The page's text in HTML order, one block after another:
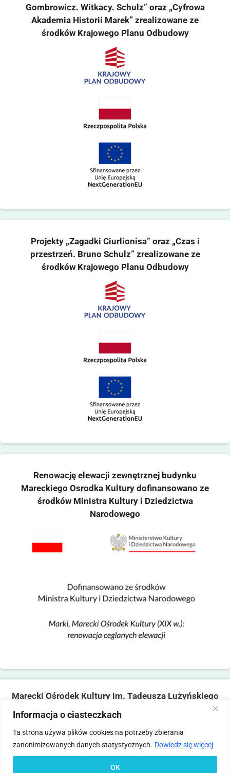
Informacja o ciasteczkach
Ta strona używa plików cookies na potrzeby zbierania
zanonimizowanych danych statystycznych. Dowiedz się więcej
OK
Gombrowicz. Witkacy. Schulz” oraz „Cyfrowa
Akademia Historii Marek” zrealizowane ze
środków Krajowego Planu Odbudowy
Projekty „Zagadki Ciurlionisa” oraz „Czas i
przestrzeń. Bruno Schulz” zrealizowane ze
środków Krajowego Planu Odbudowy
Renowację elewacji zewnętrznej budynku
Mareckiego Osrodka Kultury dofinansowano ze
środków Ministra Kultury i Dziedzictwa
Narodowego
Marecki Ośrodek Kultury im. Tadeusza Lużyńskiego
ul. Fabryczna 2, 05-270 Marki
tel. 22 781 14 06,mokmarki@mokmarki.pl
Statut
Pliki
Polityka
prywatności
Deklaracja
Standardy Ochrony